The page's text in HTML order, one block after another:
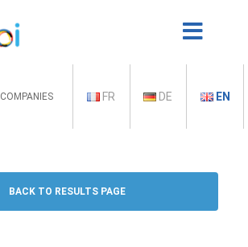
COMPANIES FR DE EN
BACK TO RESULTS PAGE